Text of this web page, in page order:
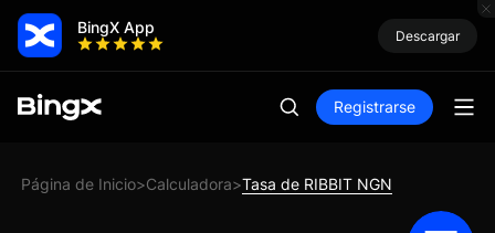
BingX App Descargar
Registrarse
Página de Inicio>Calculadora>Tasa de RIBBIT NGN